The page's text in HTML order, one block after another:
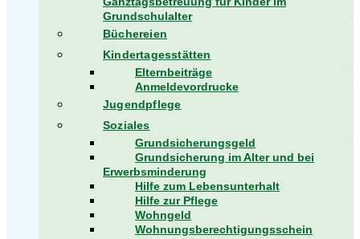
Grundschulalter
Büchereien
Kindertagesstätten
Elternbeiträge
Anmeldevordrucke
Jugendpflege
Soziales
Grundsicherungsgeld
Grundsicherung im Alter und bei
Erwerbsminderung
Hilfe zum Lebensunterhalt
Hilfe zur Pflege
Wohngeld
Wohnungsberechtigungsschein